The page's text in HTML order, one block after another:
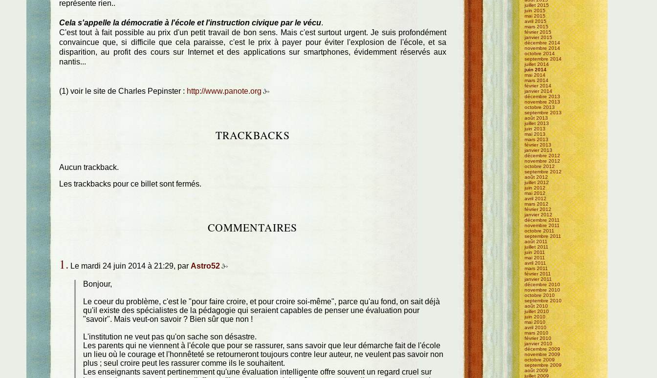
représente rien..
Cela s'appelle la démocratie à l'école et l'instruction civique par le vécu.
C'est tout à fait possible au prix d'un petit travail de bon sens. Mais c'est surtout urgent. Je suis profondément
convaincue que, si difficile que cela paraisse, c'est le prix à payer pour éviter l'explosion de l'école, et sa
disparition, au profit des cours sur Internet et des applications sur smartphones, évidemment réservés aux
nantis...
(1) voir le site de Charles Pepinster : http://www.panote.org
TRACKBACKS
Aucun trackback.
Les trackbacks pour ce billet sont fermés.
COMMENTAIRES
1. Le mardi 24 juin 2014 à 21:29, par Astro52
Bonjour,
Le coeur du problème, c'est le "pour faire croire, et pour croire soi-même", parce qu'au fond, on sait déjà
qu'il existe des spécialistes de la pédagogie qui seraient capables de penser une évaluation pour
"savoir". Mais veut-on savoir ? Bien sûr que non !
L'institution ne veut pas qu'on sache son désastre.
Les parents qui ne viennent à l'école que pour se rassurer, sans savoir que leur démarche fait de l'école
un lieu où le courage et l'honnêteté se retourneront toujours contre leur auteur, ne veulent pas savoir non
plus ; seul croire peut les rassurer comme ils le souhaitent.
Les enseignants savent pertinemment qu'une évaluation intelligente offre souvent un regard cruel sur
juillet 2015
juin 2015
mai 2015
avril 2015
mars 2015
février 2015
janvier 2015
décembre 2014
novembre 2014
octobre 2014
septembre 2014
juillet 2014
juin 2014
mai 2014
mars 2014
février 2014
janvier 2014
décembre 2013
novembre 2013
octobre 2013
septembre 2013
août 2013
juillet 2013
juin 2013
mai 2013
mars 2013
février 2013
janvier 2013
décembre 2012
novembre 2012
octobre 2012
septembre 2012
août 2012
juillet 2012
juin 2012
mai 2012
avril 2012
mars 2012
février 2012
janvier 2012
décembre 2011
novembre 2011
octobre 2011
septembre 2011
août 2011
juillet 2011
juin 2011
mai 2011
avril 2011
mars 2011
février 2011
janvier 2011
décembre 2010
novembre 2010
octobre 2010
septembre 2010
août 2010
juillet 2010
juin 2010
mai 2010
avril 2010
mars 2010
février 2010
janvier 2010
décembre 2009
novembre 2009
octobre 2009
septembre 2009
août 2009
juillet 2009